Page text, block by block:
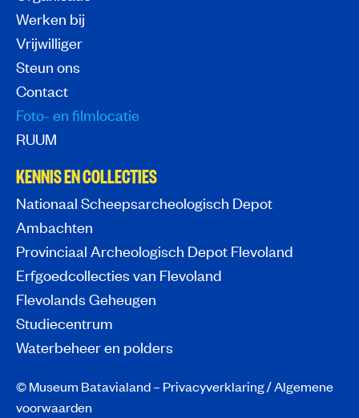
Werken bij
Vrijwilliger
Steun ons
Contact
Foto- en filmlocatie
RUUM
KENNIS EN COLLECTIES
Nationaal Scheepsarcheologisch Depot
Ambachten
Provinciaal Archeologisch Depot Flevoland
Erfgoedcollecties van Flevoland
Flevolands Geheugen
Studiecentrum
Waterbeheer en polders
© Museum Batavialand – Privacyverklaring/Algemene
voorwaarden